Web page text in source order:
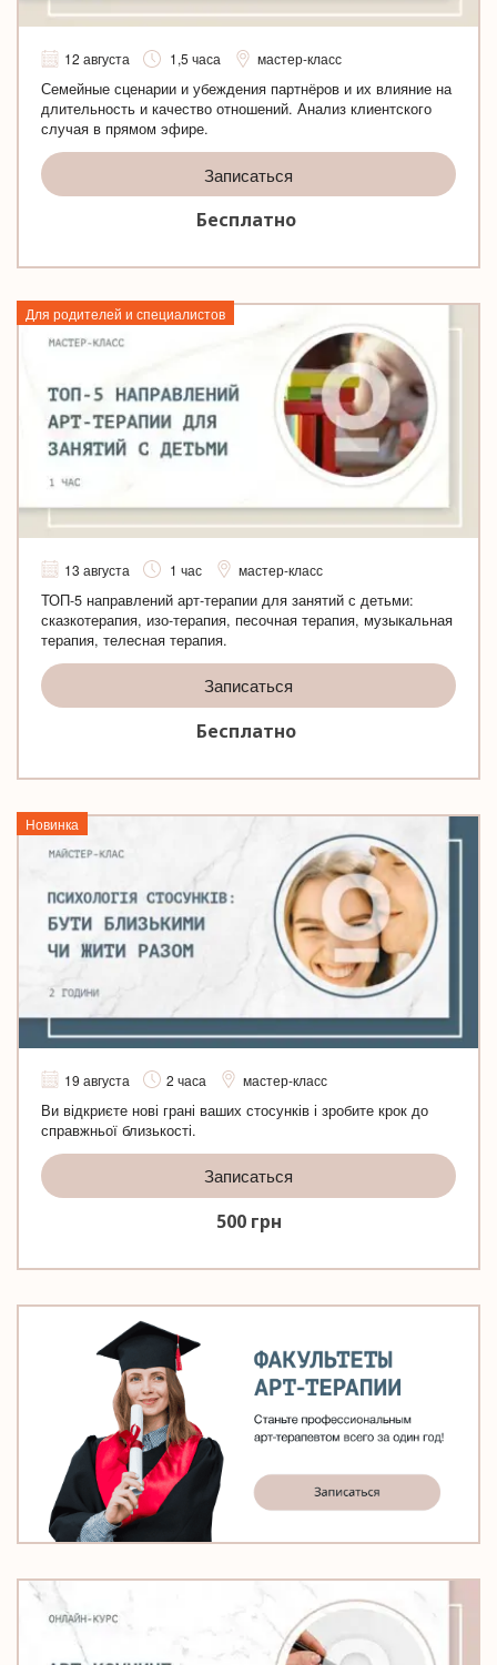
12 августа 1,5 часа мастер-класс
Семейные сценарии и убеждения партнёров и их влияние на
длительность и качество отношений. Анализ клиентского
случая в прямом эфире.
Записаться
Бесплатно
Для родителей и специалистов
13 августа 1 час мастер-класс
ТОП-5 направлений арт-терапии для занятий с детьми:
сказкотерапия, изо-терапия, песочная терапия, музыкальная
терапия, телесная терапия.
Записаться
Бесплатно
Новинка
19 августа 2 часа мастер-класс
Ви відкриєте нові грані ваших стосунків і зробите крок до
справжньої близькості.
Записаться
500 грн